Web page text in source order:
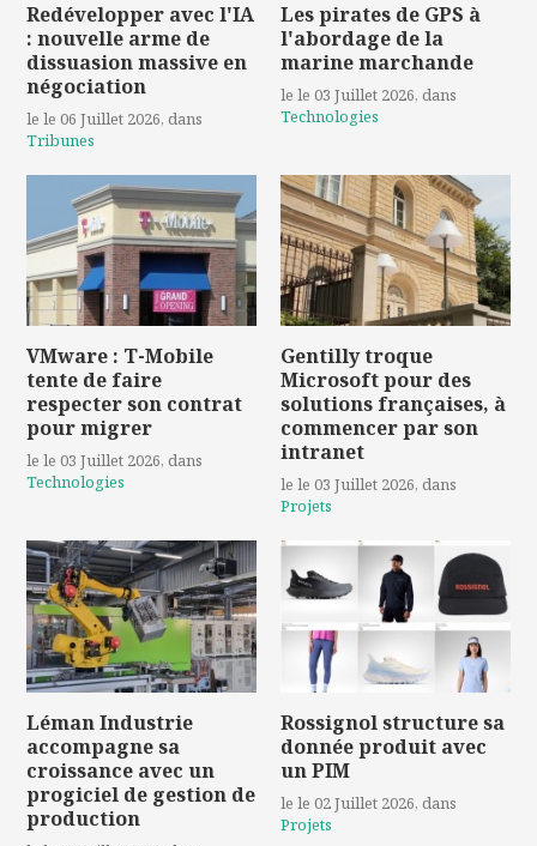
Redévelopper avec l'IA
: nouvelle arme de
dissuasion massive en
négociation
le le 06 Juillet 2026, dans
Tribunes
Les pirates de GPS à
l'abordage de la
marine marchande
le le 03 Juillet 2026, dans
Technologies
VMware : T-Mobile
tente de faire
respecter son contrat
pour migrer
le le 03 Juillet 2026, dans
Technologies
Gentilly troque
Microsoft pour des
solutions françaises, à
commencer par son
intranet
le le 03 Juillet 2026, dans
Projets
Léman Industrie
accompagne sa
croissance avec un
progiciel de gestion de
production
Rossignol structure sa
donnée produit avec
un PIM
le le 02 Juillet 2026, dans
Projets